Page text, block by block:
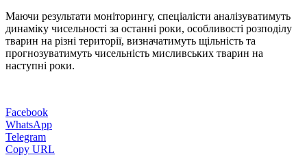
Маючи результати моніторингу, спеціалісти аналізуватимуть
динаміку чисельності за останні роки, особливості розподілу
тварин на різні території, визначатимуть щільність та
прогнозуватимуть чисельність мисливських тварин на
наступні роки.
Facebook
WhatsApp
Telegram
Copy URL